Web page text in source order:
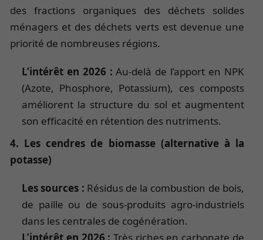
des fractions organiques des déchets solides
ménagers et des déchets verts est devenue une
priorité de nombreuses régions.
L’intérêt en 2026 : Au-delà de l’apport en NPK
(Azote, Phosphore, Potassium), ces composts
améliorent la structure du sol et augmentent
son efficacité en rétention des nutriments.
4. Les cendres de biomasse (alternative à la
potasse)
Les sources : Résidus de la combustion de bois,
de paille ou de sous-produits agro-industriels
dans les centrales de cogénération.